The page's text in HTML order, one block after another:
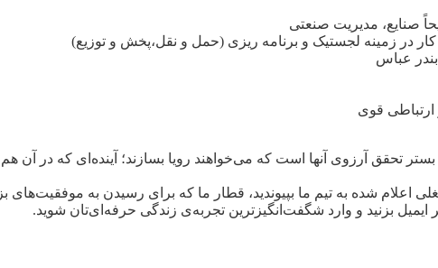
صنایع، مدیریت صنعتی
عباس
قوی
تحقق آرزوی آنها است که می‌خواهند رویا بسازند؛ آینده‌ای که در
اعلام شده به تیم ما بپیوندید، قطار ما که برای رسیدن به
بزنید و وارد شگفت‌انگیزترین تجربه‌ی زندگی حرفه‌ای‌تان شوید.